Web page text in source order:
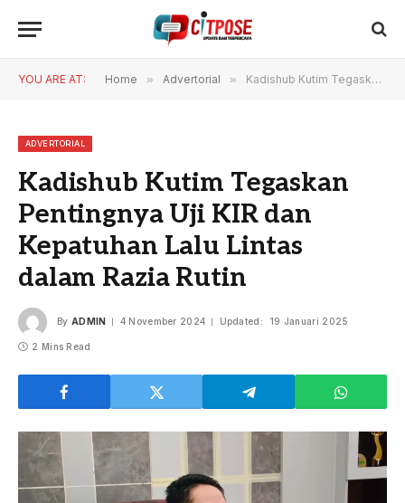
YOU ARE AT: Home » Advertorial » Kadishub Kutim Tegaskan Pentingnya Uji KIR dan Kepatuhan Lalu Lintas dalam Razia Rutin
ADVERTORIAL
Kadishub Kutim Tegaskan
Pentingnya Uji KIR dan
Kepatuhan Lalu Lintas
dalam Razia Rutin
By ADMIN 4 November 2024 Updated: 19 Januari 2025
2 Mins Read